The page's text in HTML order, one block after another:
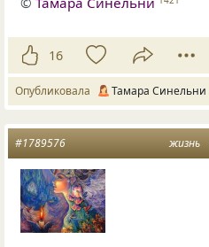
16
Опубликовала Тамара Синельни
жизнь
#1789576